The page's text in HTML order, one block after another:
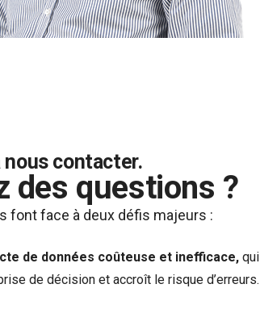
nous contacter.
des questions ?
font face à deux défis majeurs :
de données coûteuse et inefficace, qui
de décision et accroît le risque d’erreurs.